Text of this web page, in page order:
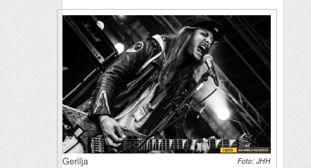
Gerilja Foto: JHH